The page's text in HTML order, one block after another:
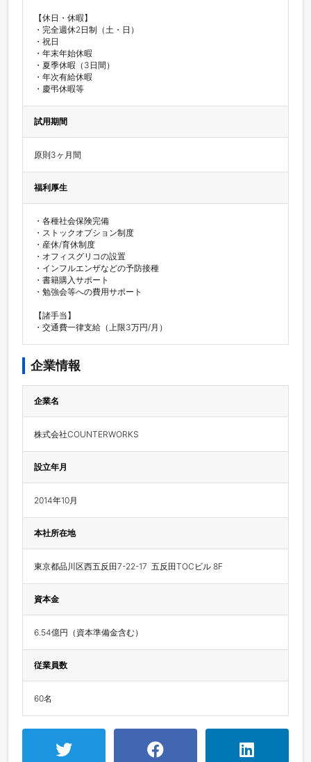
【休日・休暇】
・完全週休2日制（土・日）
・祝日
・年末年始休暇
・夏季休暇（3日間）
・年次有給休暇
・慶弔休暇等
試用期間
原則3ヶ月間
福利厚生
・各種社会保険完備
・ストックオプション制度
・産休/育休制度
・オフィスグリコの設置
・インフルエンザなどの予防接種
・書籍購入サポート
・勉強会等への費用サポート
【諸手当】
・交通費一律支給（上限3万円/月）
企業情報
企業名
株式会社COUNTERWORKS
設立年月
2014年10月
本社所在地
東京都品川区西五反田7-22-17  五反田TOCビル 8F
資本金
6.54億円（資本準備金含む）
従業員数
60名